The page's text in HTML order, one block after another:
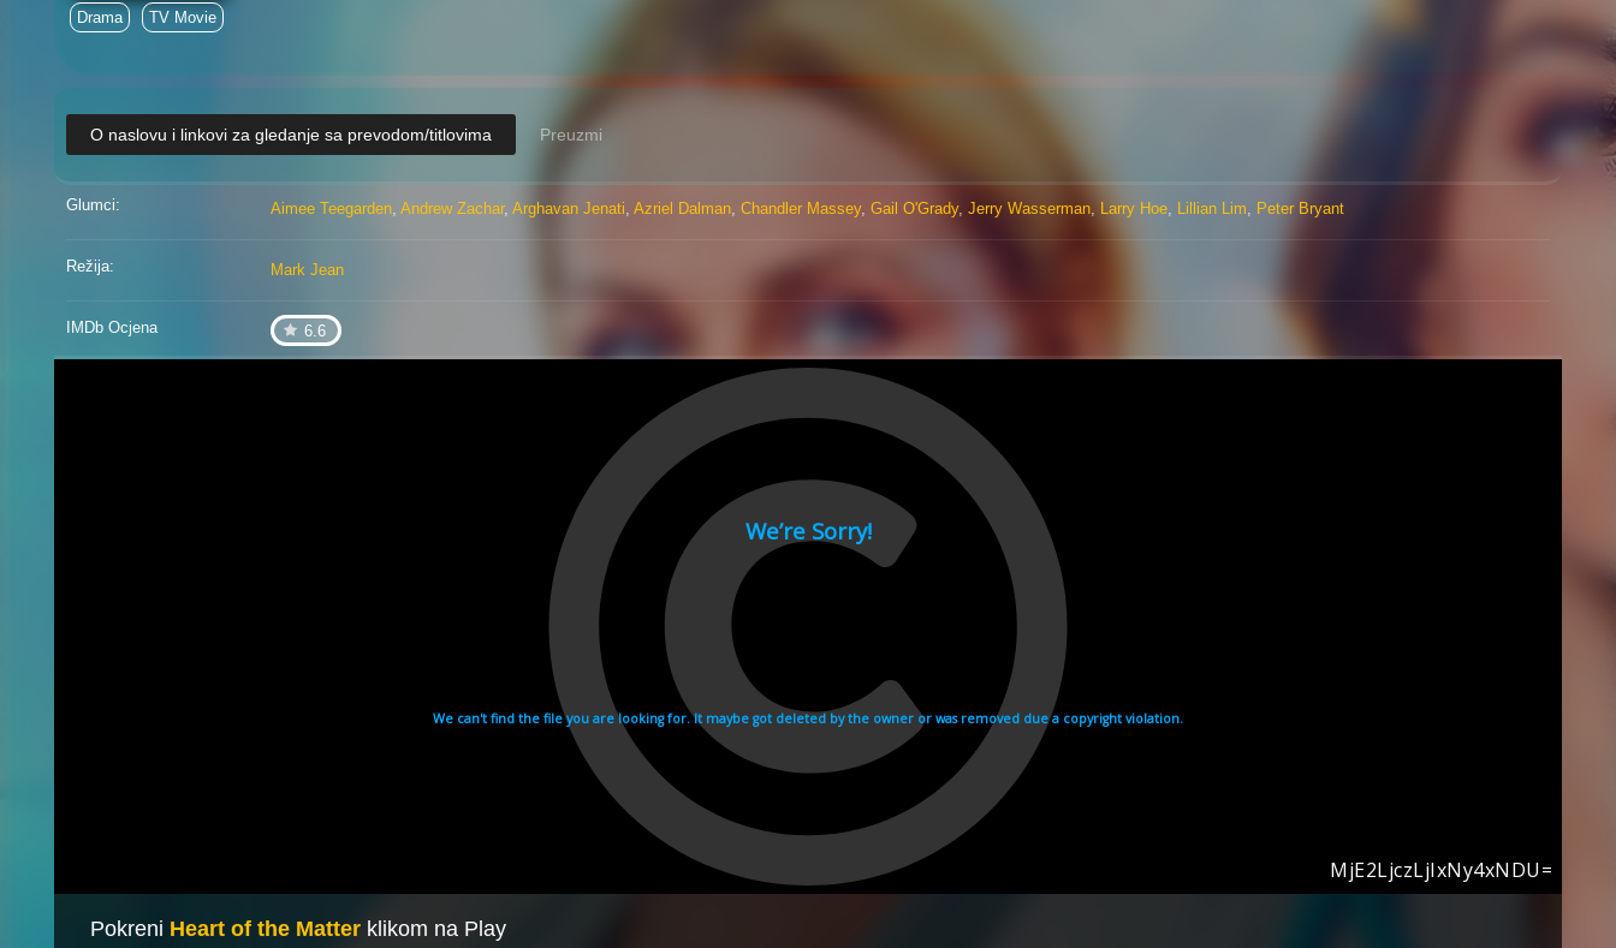
Drama TV Movie
O naslovu i linkovi za gledanje sa prevodom/titlovima Preuzmi
Glumci: Aimee Teegarden, Andrew Zachar, Arghavan Jenati, Azriel Dalman, Chandler Massey, Gail O'Grady, Jerry Wasserman, Larry Hoe, Lillian Lim, Peter Bryant
Režija: Mark Jean
IMDb Ocjena 6.6
Pokreni Heart of the Matter klikom na Play